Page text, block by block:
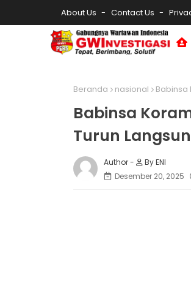
About Us Contact Us
Beranda nasional Babinsa
Babinsa
Turun
By ENI
Desember 20, 2025